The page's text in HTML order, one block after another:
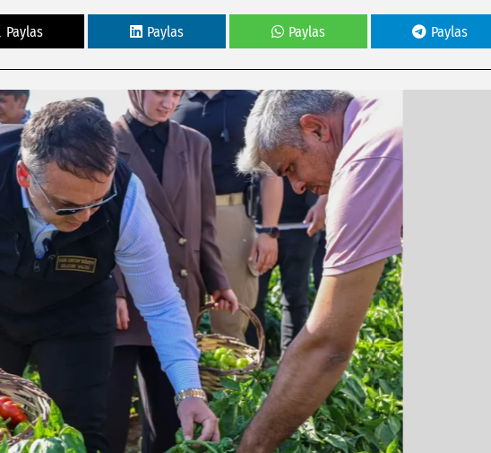
Paylas Paylas Paylas Paylas